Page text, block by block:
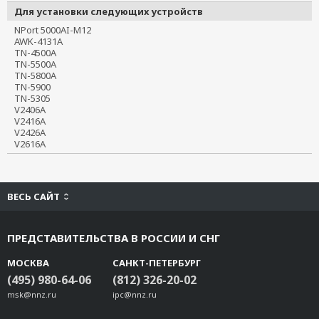
CBL-RJ45M9-150
CBL-RJ45F9-150
CBL-RJ45M25-150
CBL-RJ45F25-150
CBL-M25M9x2-50
TB-M9
TB-F9
TB-M25
TB-F25
ADP-SCm-STf-M
NP21101
NP21103
CBL-USBAP-50
CBL-M12(FF5P)/OPEN-100 IP67
Для установки следующих устройств
NPort 5000AI-M12
AWK-4131A
TN-4500A
TN-5500A
TN-5800A
TN-5900
TN-5305
V2406A
V2416A
V2426A
V2616A
ВЕСЬ САЙТ
ПРЕДСТАВИТЕЛЬСТВА В РОССИИ И СНГ
МОСКВА
(495) 980-64-06
msk@nnz.ru
САНКТ-ПЕТЕРБУРГ
(812) 326-20-02
ipc@nnz.ru